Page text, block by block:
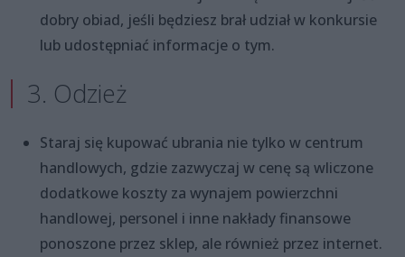
dobry obiad, jeśli będziesz brał udział w konkursie
lub udostępniać informacje o tym.
3. Odzież
Staraj się kupować ubrania nie tylko w centrum
handlowych, gdzie zazwyczaj w cenę są wliczone
dodatkowe koszty za wynajem powierzchni
handlowej, personel i inne nakłady finansowe
ponoszone przez sklep, ale również przez internet.